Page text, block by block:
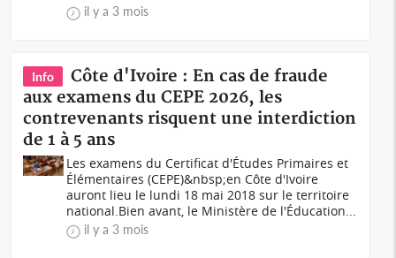
il y a 3 mois
Info
Côte d'Ivoire : En cas de fraude
aux examens du CEPE 2026, les
contrevenants risquent une interdiction
de 1 à 5 ans
Les examens du Certificat d'Études Primaires et
Élémentaires (CEPE)&nbsp;en Côte d'Ivoire
auront lieu le lundi 18 mai 2018 sur le territoire
national.Bien avant, le Ministère de l'Éducation...
il y a 3 mois